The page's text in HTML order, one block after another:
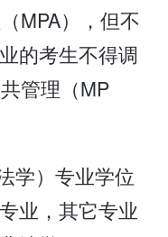
MPA），但不
的考生不得调
管理（MP
学）专业学位
业，其它专业